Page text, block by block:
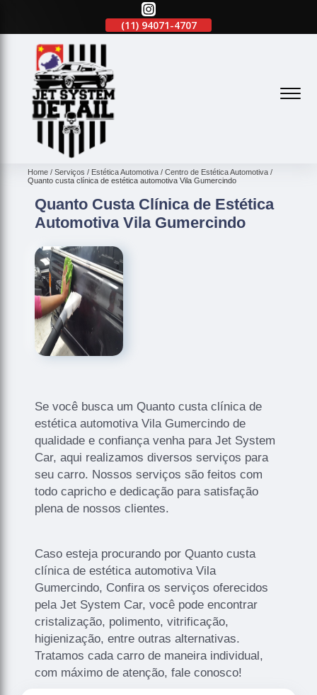
(11) 94071-4707 (11)
Home Serviços Estética Automotiva
Centro de Estética Automotiva
Quanto custa clínica de estética automotiva Vila Gumercindo
Quanto Custa Clínica de Estética
Automotiva Vila Gumercindo
Se você busca um Quanto custa clínica de
estética automotiva Vila Gumercindo de
qualidade e confiança venha para Jet System
Car, aqui realizamos diversos serviços para
seu carro. Nossos serviços são feitos com
todo capricho e dedicação para satisfação
plena de nossos clientes.
Caso esteja procurando por Quanto custa
clínica de estética automotiva Vila
Gumercindo, Confira os serviços oferecidos
pela Jet System Car, você pode encontrar
cristalização, polimento, vitrificação,
higienização, entre outras alternativas.
Tratamos cada carro de maneira individual,
com máximo de atenção, fale conosco!